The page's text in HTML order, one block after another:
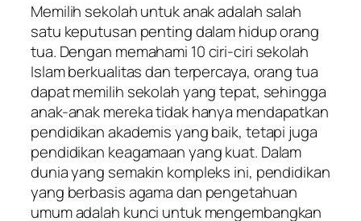
Memilih sekolah untuk anak adalah salah
satu keputusan penting dalam hidup orang
tua. Dengan memahami 10 ciri-ciri sekolah
Islam berkualitas dan terpercaya, orang tua
dapat memilih sekolah yang tepat, sehingga
anak-anak mereka tidak hanya mendapatkan
pendidikan akademis yang baik, tetapi juga
pendidikan keagamaan yang kuat. Dalam
dunia yang semakin kompleks ini, pendidikan
yang berbasis agama dan pengetahuan
umum adalah kunci untuk mengembangkan